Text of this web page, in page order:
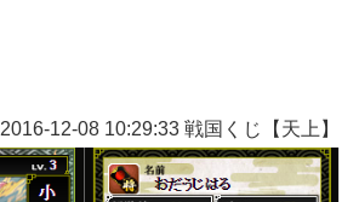
2016-12-08 10:29:33 戦国くじ【天上】